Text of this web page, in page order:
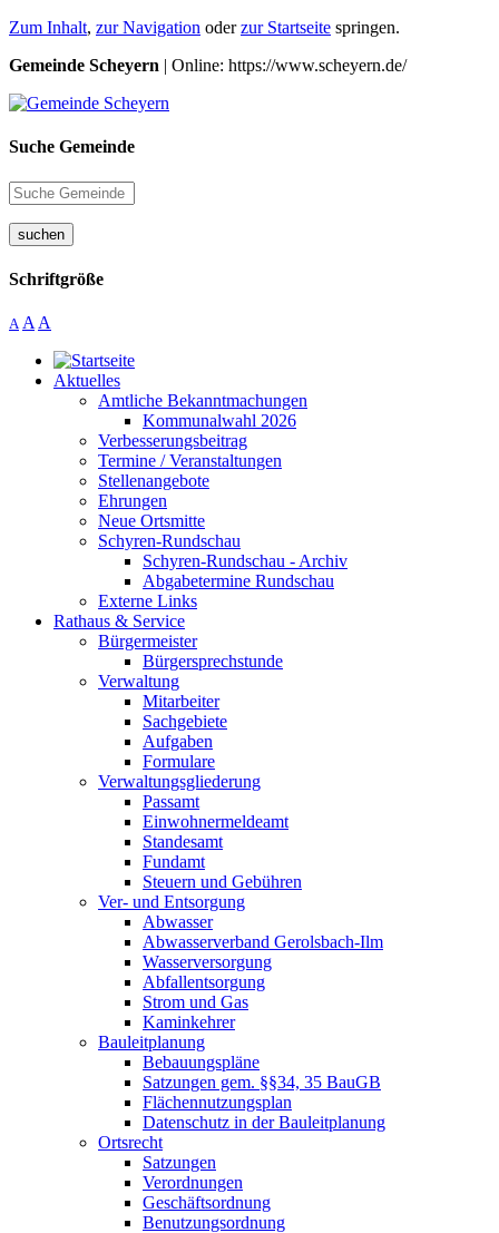
Zum Inhalt, zur Navigation oderzur Startseite springen.
Gemeinde Scheyern | Online: https://www.scheyern.de/
Suche Gemeinde
suchen
Schriftgröße
A A A
Aktuelles
Amtliche Bekanntmachungen
Kommunalwahl 2026
Verbesserungsbeitrag
Termine / Veranstaltungen
Stellenangebote
Ehrungen
Neue Ortsmitte
Schyren-Rundschau
Schyren-Rundschau - Archiv
Abgabetermine Rundschau
Externe Links
Rathaus & Service
Bürgermeister
Bürgersprechstunde
Verwaltung
Mitarbeiter
Sachgebiete
Aufgaben
Formulare
Verwaltungsgliederung
Passamt
Einwohnermeldeamt
Standesamt
Fundamt
Steuern und Gebühren
Ver- und Entsorgung
Abwasser
Abwasserverband Gerolsbach-Ilm
Wasserversorgung
Abfallentsorgung
Strom und Gas
Kaminkehrer
Bauleitplanung
Bebauungspläne
Satzungen gem. §§34, 35 BauGB
Flächennutzungsplan
Datenschutz in der Bauleitplanung
Ortsrecht
Satzungen
Verordnungen
Geschäftsordnung
Benutzungsordnung